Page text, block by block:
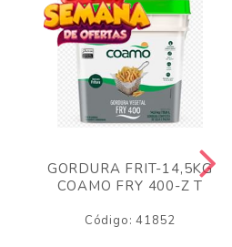
GORDURA FRIT-14,5KG
COAMO FRY 400-Z T
Código: 41852